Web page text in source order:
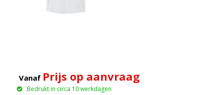
Vanaf Prijs op aanvraag
Bedrukt in circa 10 werkdagen